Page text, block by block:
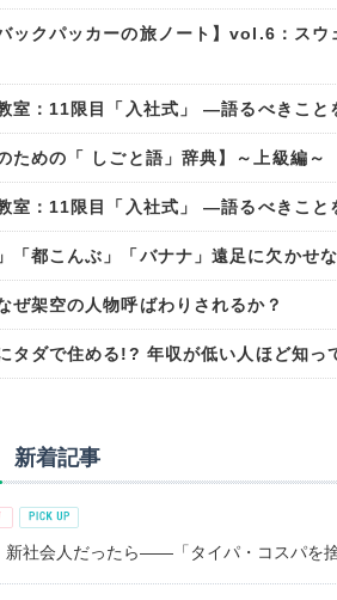
ックパッカーの旅ノート】vol.6：ス
室：11限目「入社式」 ―語るべきこ
ための「 しごと語」辞典】～上級編～
室：11限目「入社式」 ―語るべきこ
「都こんぶ」「バナナ」遠足に欠かせ
ぜ架空の人物呼ばわりされるか？
タダで住める!? 年収が低い人ほど知っ
新着記事
新社会人だったら――「タイパ・コスパを捨